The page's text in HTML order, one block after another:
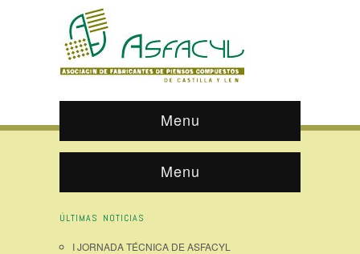
Menu
Menu
ÚLTIMAS NOTICIAS
I JORNADA TÉCNICA DE ASFACYL